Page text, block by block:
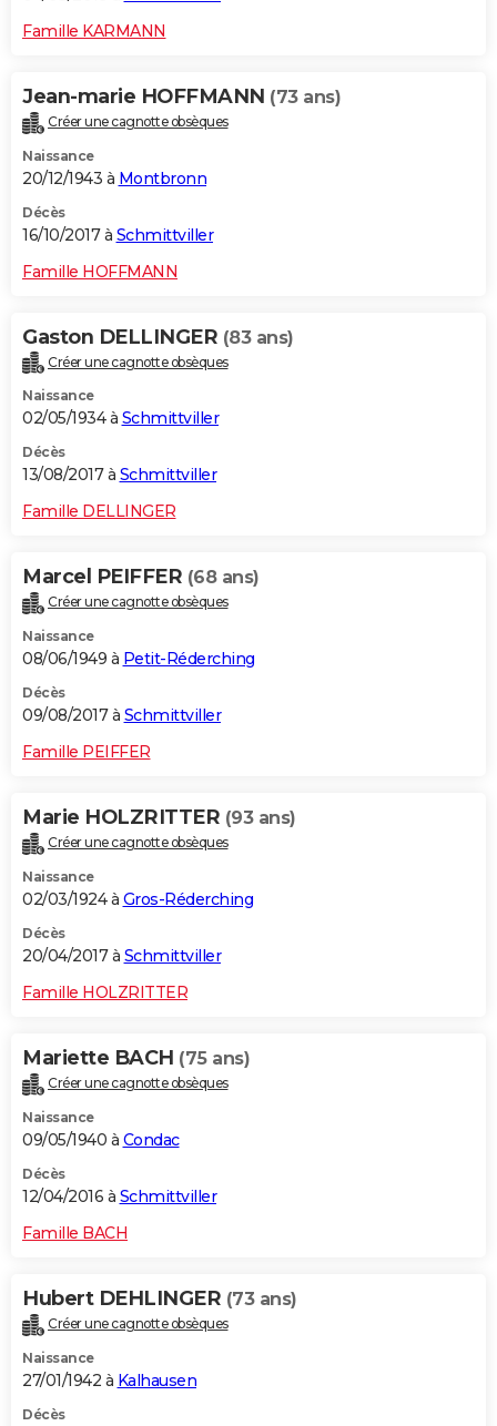
Famille KARMANN
Jean-marie HOFFMANN (73 ans)
Créer une cagnotte obsèques
Naissance
20/12/1943 à Montbronn
Décès
16/10/2017 à Schmittviller
Famille HOFFMANN
Gaston DELLINGER (83 ans)
Créer une cagnotte obsèques
Naissance
02/05/1934 à Schmittviller
Décès
13/08/2017 à Schmittviller
Famille DELLINGER
Marcel PEIFFER (68 ans)
Créer une cagnotte obsèques
Naissance
08/06/1949 à Petit-Réderching
Décès
09/08/2017 à Schmittviller
Famille PEIFFER
Marie HOLZRITTER (93 ans)
Créer une cagnotte obsèques
Naissance
02/03/1924 à Gros-Réderching
Décès
20/04/2017 à Schmittviller
Famille HOLZRITTER
Mariette BACH (75 ans)
Créer une cagnotte obsèques
Naissance
09/05/1940 à Condac
Décès
12/04/2016 à Schmittviller
Famille BACH
Hubert DEHLINGER (73 ans)
Créer une cagnotte obsèques
Naissance
27/01/1942 à Kalhausen
Décès